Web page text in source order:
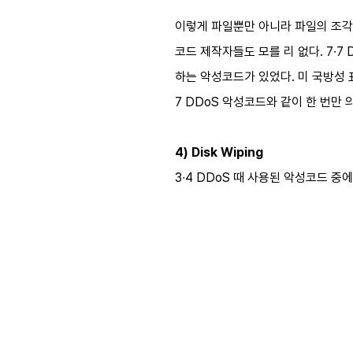
이렇게 파일뿐만 아니라 파일의 조
코드 제작자들도 모를 리 없다.
하는 악성코드가 있었다. 미 국방
7 DDoS 악성코드와 같이 한 번만
4) Disk Wiping
3∙4 DDoS 때 사용된 악성코드 중